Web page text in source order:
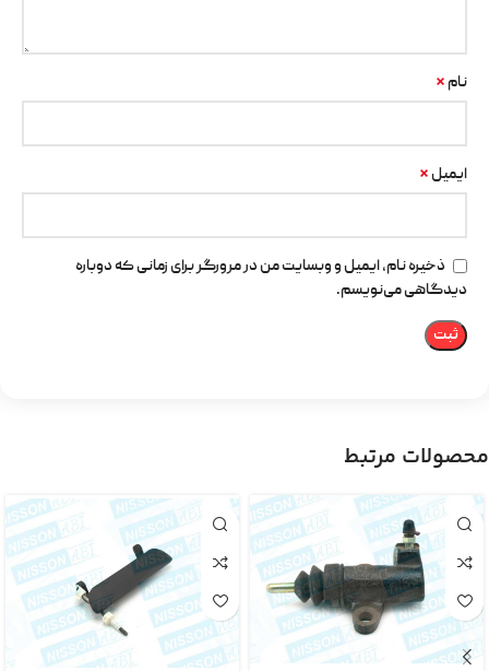
نام *
ایمیل *
ذخیره نام، ایمیل و وبسایت من در مرورگر برای زمانی که دوباره
دیدگاهی می‌نویسم.
محصولات مرتبط